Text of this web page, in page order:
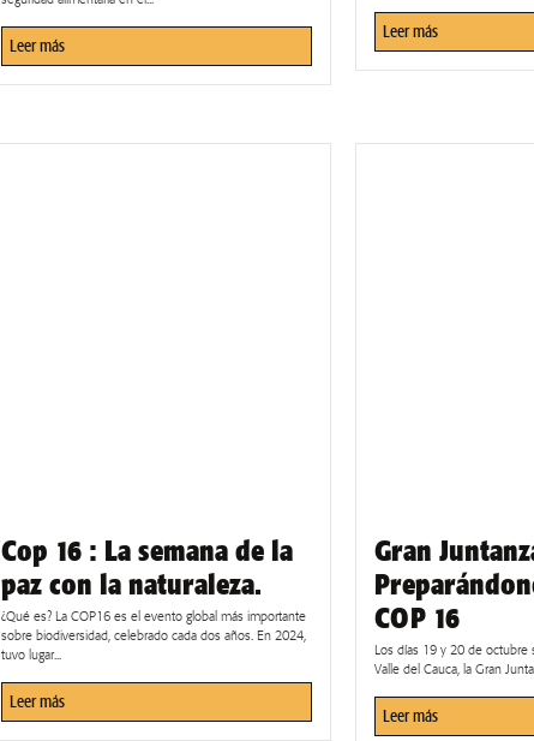
Leer más
Leer más
Cop 16 : La semana de la
paz con la naturaleza.
¿Qué es? La COP16 es el evento global más importante
sobre biodiversidad, celebrado cada dos años. En 2024,
tuvo lugar...
Leer más
Gran
COP 16
Los días 19 y 20 de octubre
Valle del Cauca, la Gran
Leer más